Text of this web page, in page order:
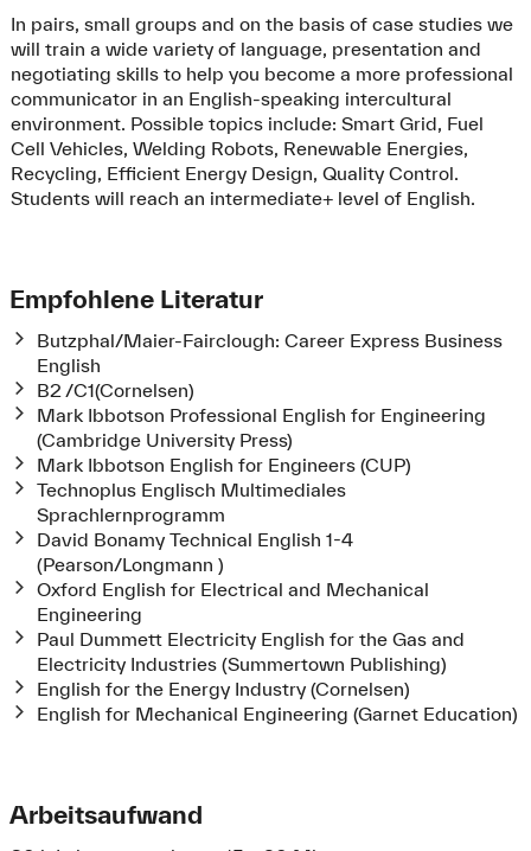
In pairs, small groups and on the basis of case studies we
will train a wide variety of language, presentation and
negotiating skills to help you become a more professional
communicator in an English-speaking intercultural
environment. Possible topics include: Smart Grid, Fuel
Cell Vehicles, Welding Robots, Renewable Energies,
Recycling, Efficient Energy Design, Quality Control.
Students will reach an intermediate+ level of English.
Empfohlene Literatur
Butzphal/Maier-Fairclough: Career Express Business
English
B2 /C1(Cornelsen)
Mark Ibbotson Professional English for Engineering
(Cambridge University Press)
Mark Ibbotson English for Engineers (CUP)
Technoplus Englisch Multimediales
Sprachlernprogramm
David Bonamy Technical English 1-4
(Pearson/Longmann )
Oxford English for Electrical and Mechanical
Engineering
Paul Dummett Electricity English for the Gas and
Electricity Industries (Summertown Publishing)
English for the Energy Industry (Cornelsen)
English for Mechanical Engineering (Garnet Education)
Arbeitsaufwand